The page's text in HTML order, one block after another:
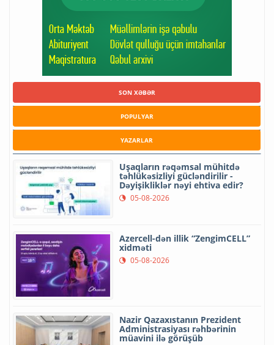
SON XƏBƏR
POPULYAR
YAZARLAR
Uşaqların rəqəmsal mühitdə
təhlükəsizliyi gücləndirilir -
Dəyişikliklər nəyi ehtiva edir?
05-08-2026
Azercell-dən illik “ZengimCELL”
xidməti
05-08-2026
Nazir Qazaxıstanın Prezident
Administrasiyası rəhbərinin
müavini ilə görüşüb